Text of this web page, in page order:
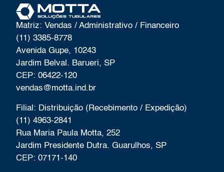
Matriz: Vendas / Administrativo / Financeiro
(11) 3385-8778
Avenida Gupe, 10243
Jardim Belval. Barueri, SP
CEP: 06422-120
vendas@motta.ind.br
Filial: Distribuição (Recebimento / Expedição)
(11) 4963-2841
Rua Maria Paula Motta, 252
Jardim Presidente Dutra. Guarulhos, SP
CEP: 07171-140